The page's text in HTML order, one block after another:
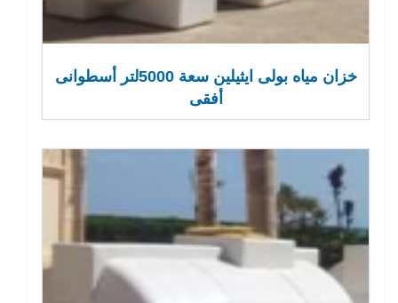
خزان مياه بولى ايثيلين سعة 5000لتر أسطوانى
أفقى